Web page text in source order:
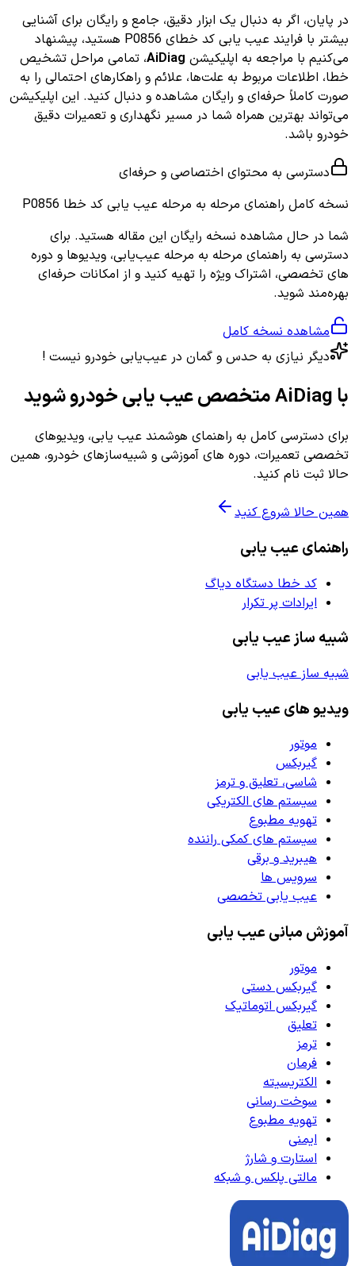
در پایان، اگر به دنبال یک ابزار دقیق، جامع و رایگان برای آشنایی
بیشتر با فرایند عیب یابی کد خطای P0856 هستید، پیشنهاد
می‌کنیم با مراجعه به اپلیکیشن AiDiag، تمامی مراحل تشخیص
خطا، اطلاعات مربوط به علت‌ها، علائم و راهکارهای احتمالی را به
صورت کاملاً حرفه‌ای و رایگان مشاهده و دنبال کنید. این اپلیکیشن
می‌تواند بهترین همراه شما در مسیر نگهداری و تعمیرات دقیق
خودرو باشد.
دسترسی به محتوای اختصاصی و حرفه‌ای
نسخه کامل راهنمای مرحله به مرحله عیب یابی کد خطا P0856
شما در حال مشاهده نسخه رایگان این مقاله هستید. برای
دسترسی به راهنمای مرحله به مرحله عیب‌یابی، ویدیوها و دوره
های تخصصی، اشتراک ویژه را تهیه کنید و از امکانات حرفه‌ای
بهره‌مند شوید.
مشاهده نسخه کامل
دیگر نیازی به حدس و گمان در عیب‌یابی خودرو نیست !
با AiDiag متخصص عیب یابی خودرو شوید
برای دسترسی کامل به راهنمای هوشمند عیب یابی، ویدیوهای
تخصصی تعمیرات، دوره های آموزشی و شبیه‌سازهای خودرو، همین
حالا ثبت نام کنید.
همین حالا شروع کنید
راهنمای عیب یابی
کد خطا دستگاه دیاگ
ایرادات پر تکرار
شبیه ساز عیب یابی
شبیه ساز عیب یابی
ویدیو های عیب یابی
موتور
گیربکس
شاسی، تعلیق و ترمز
سیستم های الکتریکی
تهویه مطبوع
سیستم های کمکی راننده
هیبرید و برقی
سرویس ها
عیب یابی تخصصی
آموزش مبانی عیب یابی
موتور
گیربکس دستی
گیربکس اتوماتیک
تعلیق
ترمز
فرمان
الکتریسیته
سوخت رسانی
تهویه مطبوع
ایمنی
استارت و شارژ
مالتی پلکس و شبکه